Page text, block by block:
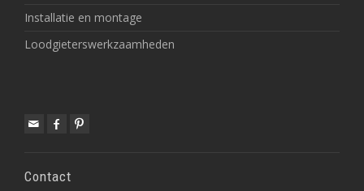
Installatie en montage
Loodgieterswerkzaamheden
Contact